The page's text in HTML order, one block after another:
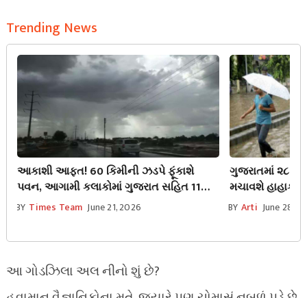
Trending News
આકાશી આફત! 60 કિમીની ઝડપે ફૂંકાશે
પવન, આગામી કલાકોમાં ગુજરાત સહિત 11
રાજ્યોમાં ભારે વરસાદની આશંકા, IMDનું એલર્ટ
BY Times Team June 21, 2026
ગુજરાતમાં ૨૮
મચાવશે
રેડ એલર્ટ!
BY Arti June 28,
આ ગોડઝિલા અલ નીનો શું છે?